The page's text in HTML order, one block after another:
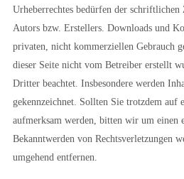
Urheberrechtes bedürfen der
Autors bzw. Erstellers. Downloads und
privaten, nicht kommerziellen Gebrauch
dieser Seite nicht vom Betreiber erstellt
Dritter beachtet. Insbesondere werden
gekennzeichnet. Sollten Sie trotzdem auf
aufmerksam werden, bitten wir um einen
Bekanntwerden von Rechtsverletzungen
umgehend entfernen.